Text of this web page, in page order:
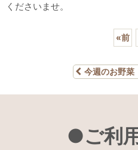
くださいませ。
«前
今週のお野菜
●ご利